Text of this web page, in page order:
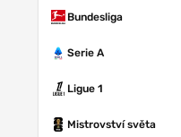
Bundesliga
Serie A
Ligue 1
Mistrovství světa